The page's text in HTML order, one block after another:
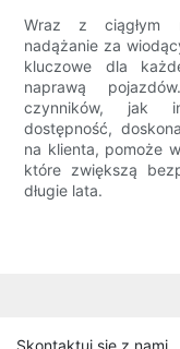
Wraz z ciągłym
nadążanie za
kluczowe dla
naprawą
czynników, jak
dostępność,
na klienta, pomoże
które zwiększą
długie lata.
Skontaktuj się z nami